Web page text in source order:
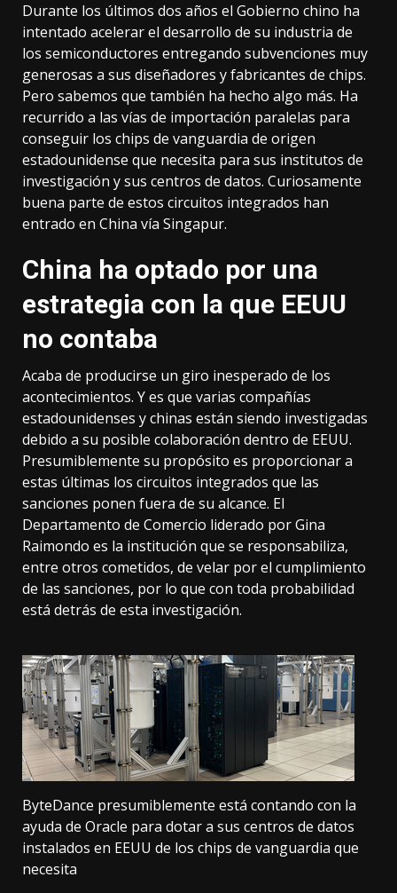
Durante los últimos dos años el Gobierno chino ha
intentado acelerar el desarrollo de su industria de
los semiconductores entregando subvenciones muy
generosas a sus diseñadores y fabricantes de chips.
Pero sabemos que también ha hecho algo más. Ha
recurrido a las vías de importación paralelas para
conseguir los chips de vanguardia de origen
estadounidense que necesita para sus institutos de
investigación y sus centros de datos. Curiosamente
buena parte de estos circuitos integrados han
entrado en China vía Singapur.
China ha optado por una
estrategia con la que EEUU
no contaba
Acaba de producirse un giro inesperado de los
acontecimientos. Y es que varias compañías
estadounidenses y chinas están siendo investigadas
debido a su posible colaboración dentro de EEUU.
Presumiblemente su propósito es proporcionar a
estas últimas los circuitos integrados que las
sanciones ponen fuera de su alcance. El
Departamento de Comercio liderado por Gina
Raimondo es la institución que se responsabiliza,
entre otros cometidos, de velar por el cumplimiento
de las sanciones, por lo que con toda probabilidad
está detrás de esta investigación.
ByteDance presumiblemente está contando con la
ayuda de Oracle para dotar a sus centros de datos
instalados en EEUU de los chips de vanguardia que
necesita